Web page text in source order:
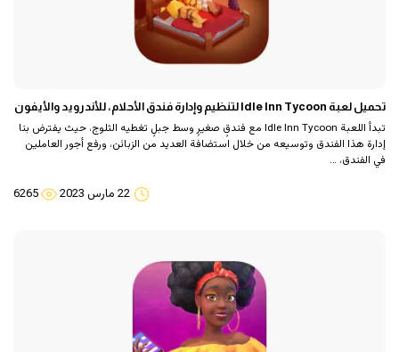
تحميل لعبة Idle Inn Tycoon لتنظيم وإدارة فندق الأحلام، للأندرويد والأيفون
تبدأ اللعبة Idle Inn Tycoon مع فندقٍ صغيرٍ وسط جبلٍ تغطيه الثلوج، حيث يفترض بنا
إدارة هذا الفندق وتوسيعه من خلال استضافة العديد من الزبائن، ورفع أجور العاملين
في الفندق، …
22 مارس 2023 6265